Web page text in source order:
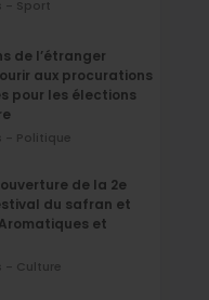
- Sport
de l’étranger
aux procurations
pour les élections
- Politique
de la 2e
du safran et
et
- Culture